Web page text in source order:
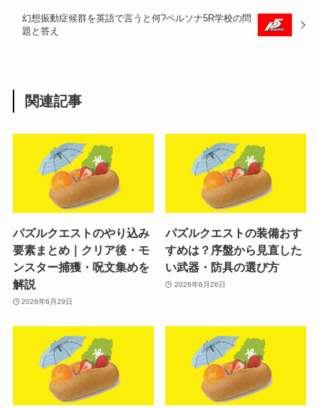
幻想振動症候群を英語で言うと何?ペルソナ5R学校の問
題と答え
関連記事
パズルクエストのやり込み
要素まとめ｜クリア後・モ
ンスター捕獲・呪文集めを
解説
2026年6月29日
パズルクエストの装備おす
すめは？序盤から見直した
い武器・防具の選び方
2026年6月26日